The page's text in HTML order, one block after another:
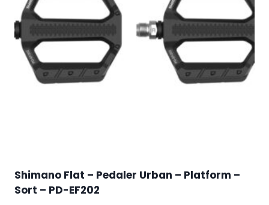
Shimano Flat – Pedaler Urban – Platform –
Sort – PD-EF202